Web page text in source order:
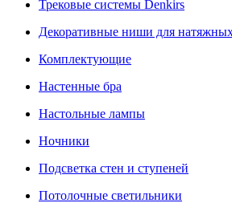
Трековые системы Denkirs
Декоративные ниши для
Комплектующие
Настенные бра
Настольные лампы
Ночники
Подсветка стен и ступеней
Потолочные светильники